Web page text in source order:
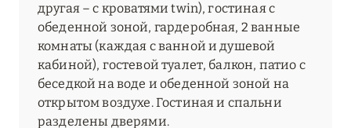
другая – с кроватями twin), гостиная с
обеденной зоной, гардеробная, 2 ванные
комнаты (каждая с ванной и душевой
кабиной), гостевой туалет, балкон, патио с
беседкой на воде и обеденной зоной на
открытом воздухе. Гостиная и спальни
разделены дверями.